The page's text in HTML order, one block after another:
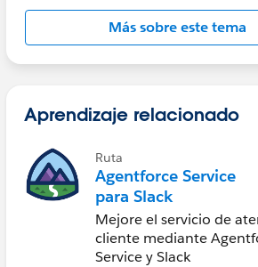
Más sobre este tema
Aprendizaje relacionado
Ruta
Agentforce Service
para Slack
Mejore el servicio de
cliente mediante
Service y Slack